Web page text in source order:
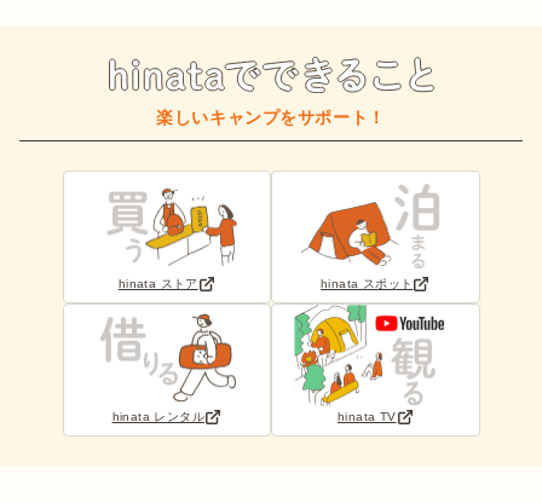
楽しいキャンプをサポート！
hinata ストア hinata スポット
hinata レンタル hinata TV